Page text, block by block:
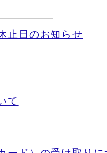
止日のお知らせ
て